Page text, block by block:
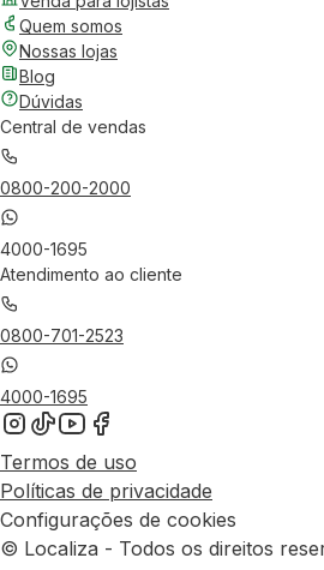
Quem somos
Nossas lojas
Blog
Dúvidas
Central de vendas
0800-200-2000
4000-1695
Atendimento ao cliente
0800-701-2523
4000-1695
Termos de uso
Políticas de privacidade
Configurações de cookies
© Localiza - Todos os direitos